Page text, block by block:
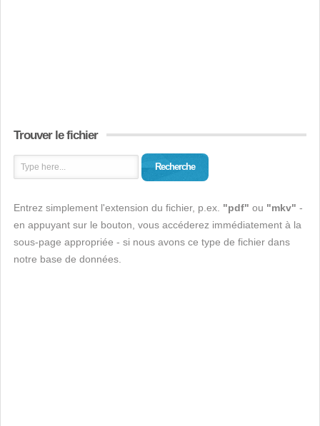
Trouver le fichier
Recherche
Entrez simplement l'extension du fichier, p.ex. "pdf" ou "mkv" -
en appuyant sur le bouton, vous accéderez immédiatement à la
sous-page appropriée - si nous avons ce type de fichier dans
notre base de données.